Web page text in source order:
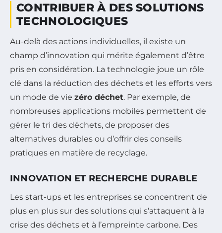
CONTRIBUER À DES SOLUTIONS
TECHNOLOGIQUES
Au-delà des actions individuelles, il existe un
champ d’innovation qui mérite également d’être
pris en considération. La technologie joue un rôle
clé dans la réduction des déchets et les efforts vers
un mode de vie zéro déchet. Par exemple, de
nombreuses applications mobiles permettent de
gérer le tri des déchets, de proposer des
alternatives durables ou d’offrir des conseils
pratiques en matière de recyclage.
INNOVATION ET RECHERCHE DURABLE
Les start-ups et les entreprises se concentrent de
plus en plus sur des solutions qui s’attaquent à la
crise des déchets et à l’empreinte carbone. Des